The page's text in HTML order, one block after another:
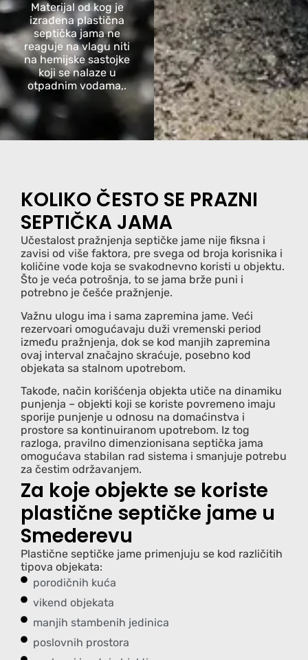
Materijal od kog je
izrađena plastična
septička jama ne
reaguje na vlagu niti
na hemijske sastojke
koji se nalaze u
otpadnim vodama,.
KOLIKO ČESTO SE PRAZNI
SEPTIČKA JAMA
Učestalost pražnjenja septičke jame nije fiksna i
zavisi od više faktora, pre svega od broja korisnika i
količine vode koja se svakodnevno koristi u objektu.
Što je veća potrošnja, to se jama brže puni i
potrebno je češće pražnjenje.
Važnu ulogu ima i sama zapremina jame. Veći
rezervoari omogućavaju duži vremenski period
između pražnjenja, dok se kod manjih zapremina
ovaj interval značajno skraćuje, posebno kod
objekata sa stalnom upotrebom.
Takođe, način korišćenja objekta utiče na dinamiku
punjenja – objekti koji se koriste povremeno imaju
sporije punjenje u odnosu na domaćinstva i
prostore sa kontinuiranom upotrebom. Iz tog
razloga, pravilno dimenzionisana septička jama
omogućava stabilan rad sistema i smanjuje potrebu
za čestim održavanjem.
Za koje objekte se koriste
plastične septičke jame u
Smederevu
Plastične septičke jame primenjuju se kod različitih
tipova objekata:
porodičnih kuća
vikend objekata
manjih stambenih jedinica
poslovnih prostora